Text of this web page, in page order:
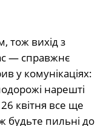
тож вихід з
— справжнє
у комунікаціях:
нарешті
квітня все ще
будьте пильні до